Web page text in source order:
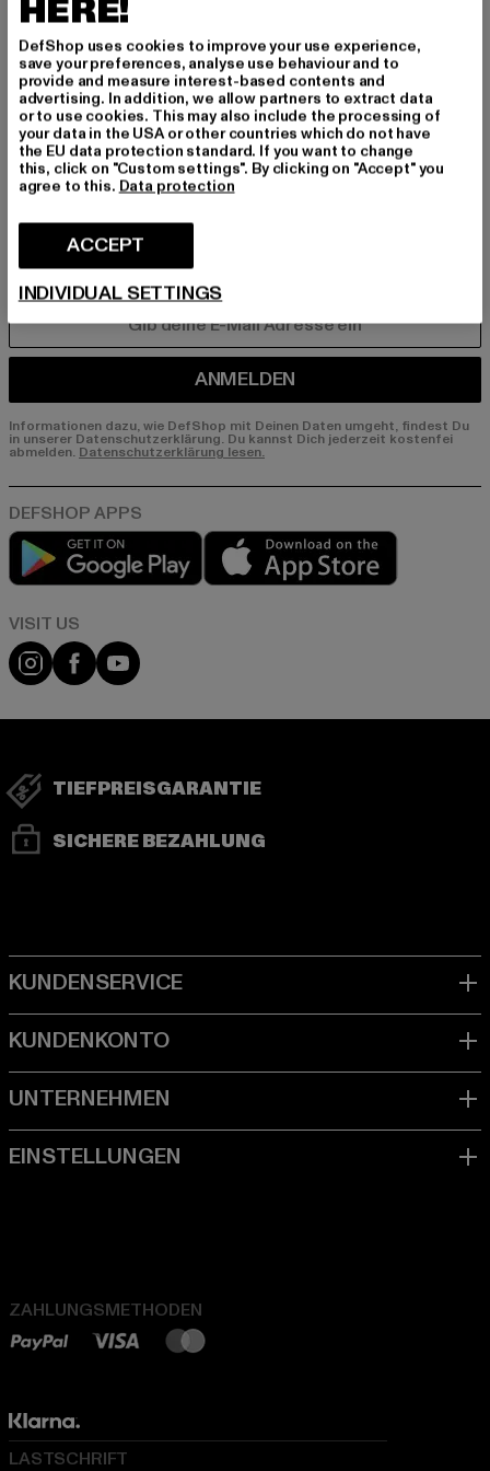
BEN!
Melde dich hier für unseren Newsletter an und
erhalte künftig Informationen über aktuelle Tre
nds, Angebote und Gutscheine von DefShop p
er E-Mail!
MÄNNER
FRAUEN
E-MAIL
ANMELDEN
Informationen dazu, wie DefShop mit Deinen Daten umgeht, findest Du
in unserer Datenschutzerklärung. Du kannst Dich jederzeit kostenfei
abmelden. Datenschutzerklärung lesen.
Play market
Visit our Instagram page:
Visit our Facebook page:
Visit our YouTube channel:
TIEFPREISGARANTIE
SICHERE BEZAHLUNG
ZAHLUNGSMETHODEN
LASTSCHRIFT
HERE!
DefShop uses cookies to improve your use experience,
save your preferences, analyse use behaviour and to
provide and measure interest-based contents and
advertising. In addition, we allow partners to extract data
or to use cookies. This may also include the processing of
your data in the USA or other countries which do not have
the EU data protection standard. If you want to change
this, click on "Custom settings". By clicking on "Accept" you
agree to this. Data protection
ACCEPT
INDIVIDUAL SETTINGS